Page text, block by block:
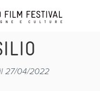
27/04/2022